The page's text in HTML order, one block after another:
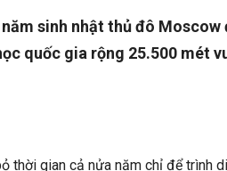
sinh nhật thủ đô
quốc gia rộng 25.500 mét
thời gian cả nửa năm chỉ để trình